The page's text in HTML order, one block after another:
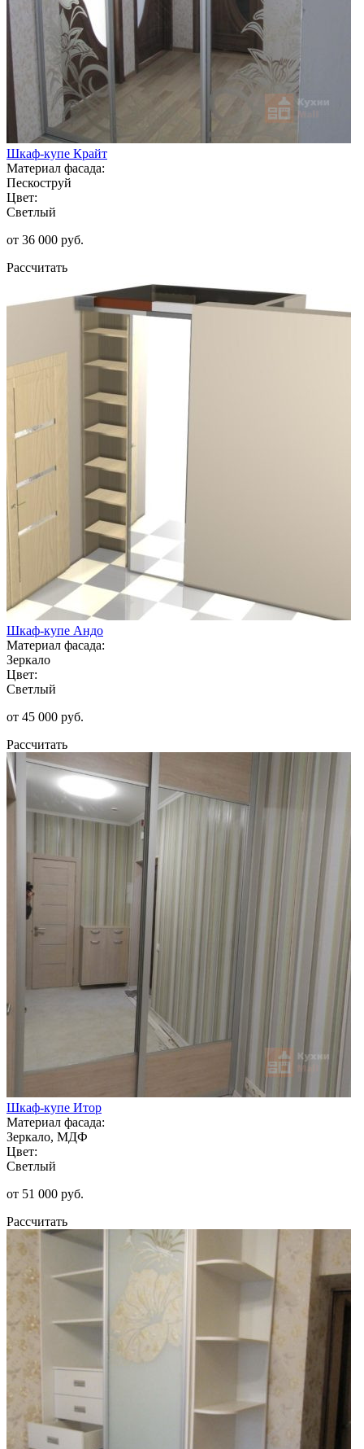
Шкаф-купе Крайт
Материал фасада:
Пескоструй
Цвет:
Светлый
от 36 000 руб.
Рассчитать
Шкаф-купе Андо
Материал фасада:
Зеркало
Цвет:
Светлый
от 45 000 руб.
Рассчитать
Шкаф-купе Итор
Материал фасада:
Зеркало, МДФ
Цвет:
Светлый
от 51 000 руб.
Рассчитать